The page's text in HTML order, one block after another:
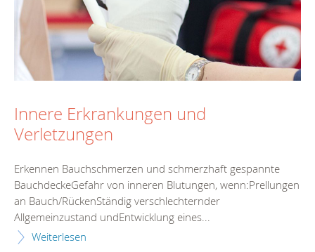
Innere Erkrankungen und
Verletzungen
Erkennen Bauchschmerzen und schmerzhaft gespannte
BauchdeckeGefahr von inneren Blutungen, wenn:Prellungen
an Bauch/RückenStändig verschlechternder
Allgemeinzustand undEntwicklung eines...
Weiterlesen